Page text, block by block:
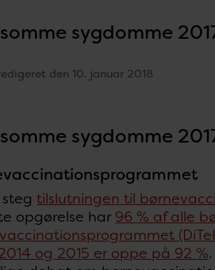
sygdomme
den 10. januar 2018
sygdomme
stegtilslutningen til
opgørelse har 96 % af alle
og 2015 er oppe på 92 %